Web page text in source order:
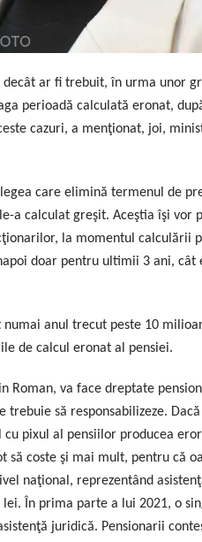
ar fi trebuit, în urma unor
perioadă calculată eronat,
cazuri, a menţionat, joi,
care elimină termenul de
a calculat greşit. Aceştia îşi
la momentul calculării
doar pentru ultimii 3 ani, cât
anul trecut peste 10
de calcul eronat al pensiei.
Roman, va face dreptate
trebuie să responsabilizeze.
cu pixul al pensiilor producea
să coste şi mai mult, pentru că
naţional, reprezentând
În prima parte a lui 2021, o
juridică. Pensionarii